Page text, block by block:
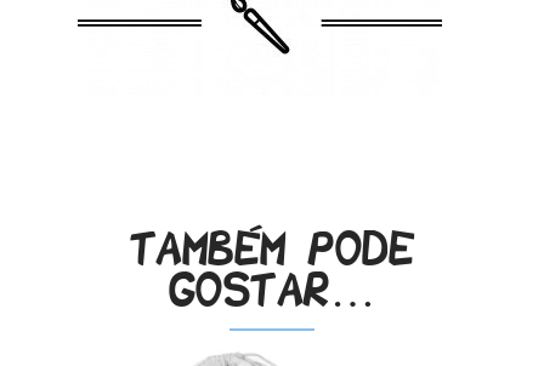
Também pode
gostar…